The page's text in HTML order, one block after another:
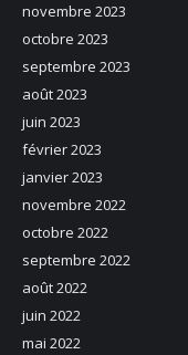
novembre 2023
octobre 2023
septembre 2023
août 2023
juin 2023
février 2023
janvier 2023
novembre 2022
octobre 2022
septembre 2022
août 2022
juin 2022
mai 2022